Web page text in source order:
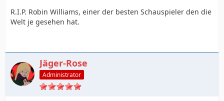
R.I.P. Robin Williams, einer der besten Schauspieler den die
Welt je gesehen hat.
Jäger-Rose
Administrator